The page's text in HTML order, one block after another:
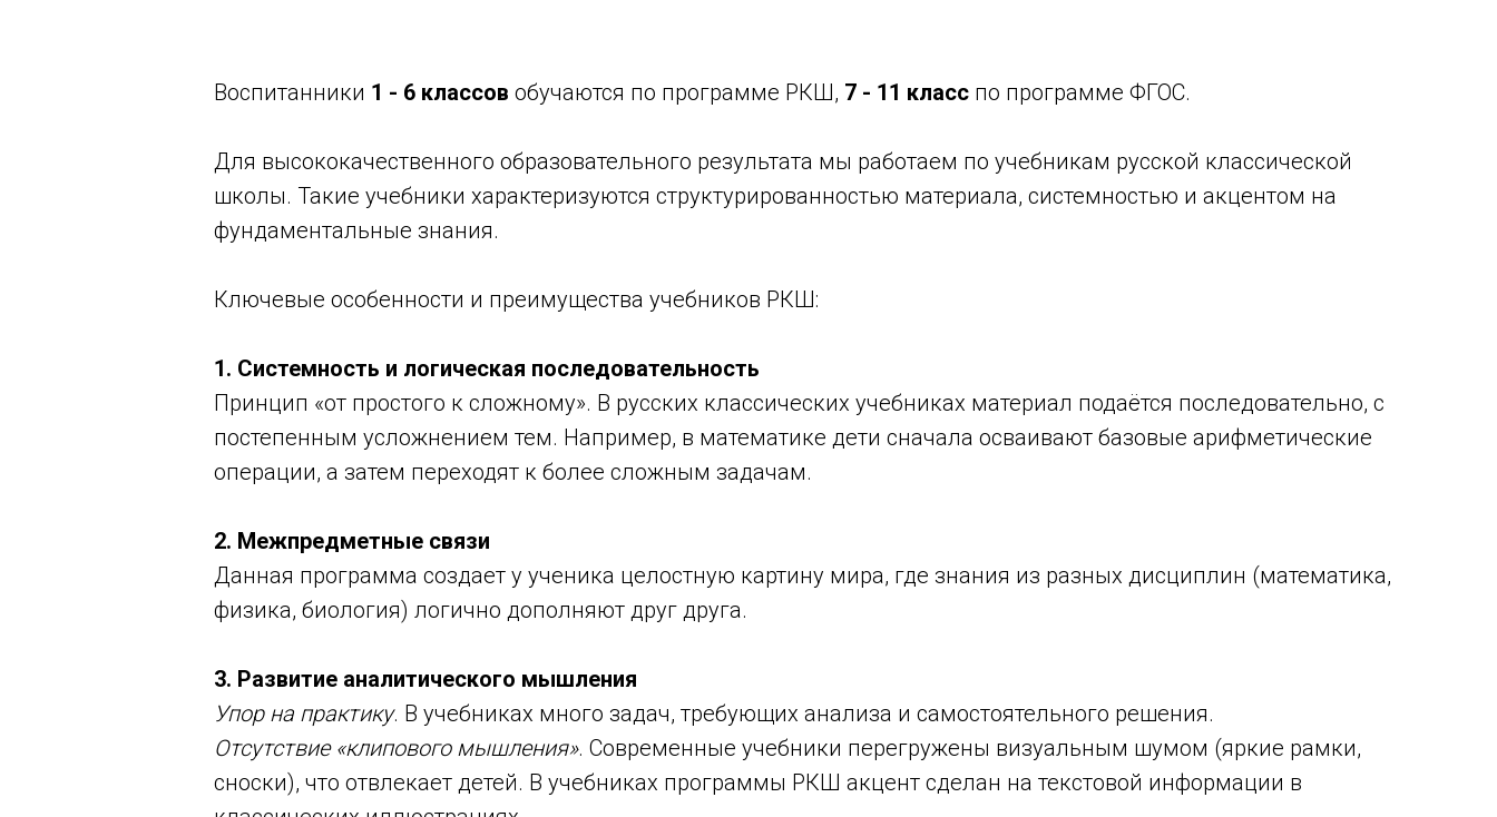
Воспитанники 1 - 6 классов обучаются по программе РКШ, 7 - 11 класс по программе ФГОС.
Для высококачественного образовательного результата мы работаем по учебникам русской классической
школы. Такие учебники характеризуются структурированностью материала, системностью и акцентом на
фундаментальные знания.
Ключевые особенности и преимущества учебников РКШ:
1. Системность и логическая последовательность
Принцип «от простого к сложному». В русских классических учебниках материал подаётся последовательно, с
постепенным усложнением тем. Например, в математике дети сначала осваивают базовые арифметические
операции, а затем переходят к более сложным задачам.
2. Межпредметные связи
Данная программа создает у ученика целостную картину мира, где знания из разных дисциплин (математика,
физика, биология) логично дополняют друг друга.
3. Развитие аналитического мышления
Упор на практику. В учебниках много задач, требующих анализа и самостоятельного решения.
Отсутствие «клипового мышления». Современные учебники перегружены визуальным шумом (яркие рамки,
сноски), что отвлекает детей. В учебниках программы РКШ акцент сделан на текстовой информации в